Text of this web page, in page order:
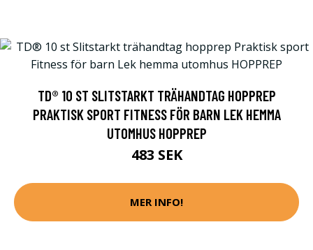
TD® 10 ST SLITSTARKT TRÄHANDTAG HOPPREP
PRAKTISK SPORT FITNESS FÖR BARN LEK HEMMA
UTOMHUS HOPPREP
483 SEK
MER INFO!